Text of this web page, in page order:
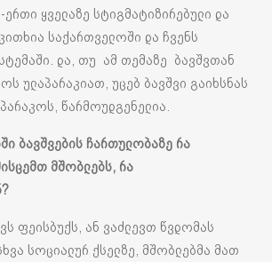
ყველაზე სტიგმატიზირებული და
საქართველოში და ჩვენს
და, თუ ამ თემაზე ბავშვთან
ულაპარაკიათ, უცებ ბავშვი გაიხსნას
წარმოუდგენელია.
ბავშვების ჩართულობაზე რა
მშობლებს, რა
ფეისბუქს, ან ვაძლევთ წვდომას
სოციალურ ქსელზე, მშობლებმა მათ